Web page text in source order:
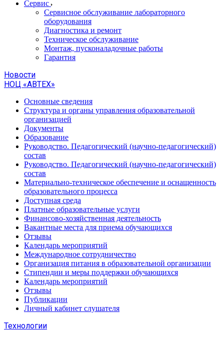
Cервис
Сервисное обслуживание лабораторного
оборудования
Диагностика и ремонт
Техническое обслуживание
Монтаж, пусконаладочные работы
Гарантия
Новости
НОЦ «АВТЕХ»
Основные сведения
Структура и органы управления образовательной
организацией
Документы
Образование
Руководство. Педагогический (научно-педагогический)
состав
Руководство. Педагогический (научно-педагогический)
состав
Материально-техническое обеспечение и оснащенность
образовательного процесса
Доступная среда
Платные образовательные услуги
Финансово-хозяйственная деятельность
Вакантные места для приема обучающихся
Отзывы
Календарь мероприятий
Международное сотрудничество
Организация питания в образовательной организации
Стипендии и меры поддержки обучающихся
Календарь мероприятий
Отзывы
Публикации
Личный кабинет слушателя
Технологии